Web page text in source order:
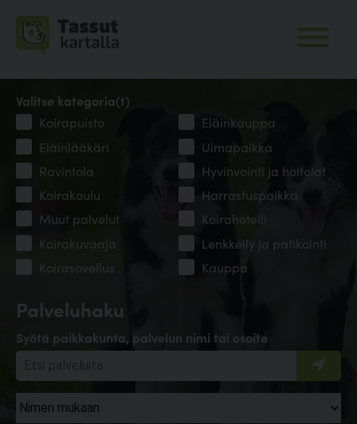
Palveluhaku
Syötä paikkakunta, palvelun nimi tai osoite
Valitse kategoria(t)
Koirapuisto
Eläinkauppa
Eläinlääkäri
Uimapaikka
Ravintola
Hyvinvointi ja hoitolat
Koirakoulu
Harrastuspaikka
Muut palvelut
Koirahotelli
Koirakuvaaja
Lenkkeily ja patikointi
Koirasovellus
Kauppa